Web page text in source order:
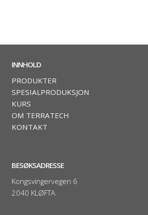
INNHOLD
PRODUKTER
SPESIALPRODUKSJON
KURS
OM TERRATECH
KONTAKT
BESØKSADRESSE
Kongsvingervegen 6
2040 KLØFTA